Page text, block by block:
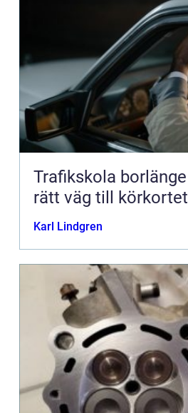
Trafikskola borlänge så väljer du
rätt väg till körkortet
Karl Lindgren